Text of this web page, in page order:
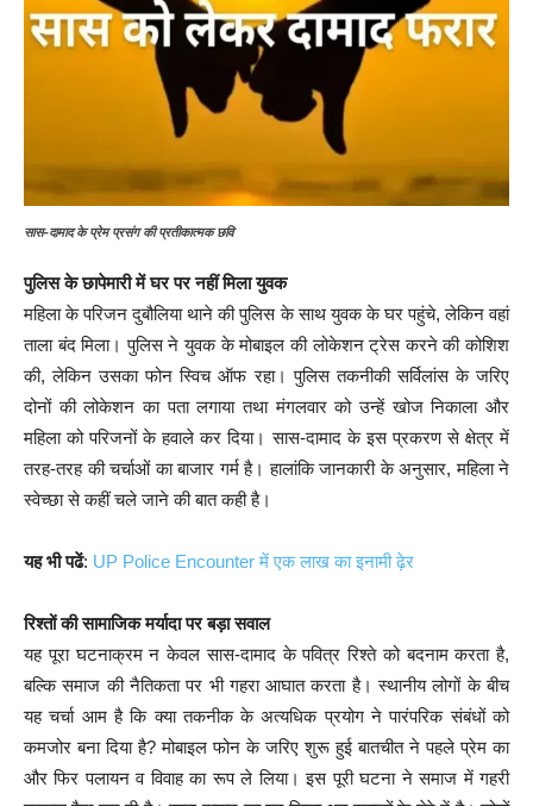
सास-दामाद के प्रेम प्रसंग की प्रतीकात्मक छवि
पुलिस के छापेमारी में घर पर नहीं मिला युवक
महिला के परिजन दुबौलिया थाने की पुलिस के साथ युवक के घर पहुंचे, लेकिन वहां
ताला बंद मिला। पुलिस ने युवक के मोबाइल की लोकेशन ट्रेस करने की कोशिश
की, लेकिन उसका फोन स्विच ऑफ रहा। पुलिस तकनीकी सर्विलांस के जरिए
दोनों की लोकेशन का पता लगाया तथा मंगलवार को उन्हें खोज निकाला और
महिला को परिजनों के हवाले कर दिया। सास-दामाद के इस प्रकरण से क्षेत्र में
तरह-तरह की चर्चाओं का बाजार गर्म है। हालांकि जानकारी के अनुसार, महिला ने
स्वेच्छा से कहीं चले जाने की बात कही है।
यह भी पढें: UP Police Encounter में एक लाख का इनामी ढ़ेर
रिश्तों की सामाजिक मर्यादा पर बड़ा सवाल
यह पूरा घटनाक्रम न केवल सास-दामाद के पवित्र रिश्ते को बदनाम करता है,
बल्कि समाज की नैतिकता पर भी गहरा आघात करता है। स्थानीय लोगों के बीच
यह चर्चा आम है कि क्या तकनीक के अत्यधिक प्रयोग ने पारंपरिक संबंधों को
कमजोर बना दिया है? मोबाइल फोन के जरिए शुरू हुई बातचीत ने पहले प्रेम का
और फिर पलायन व विवाह का रूप ले लिया। इस पूरी घटना ने समाज में गहरी